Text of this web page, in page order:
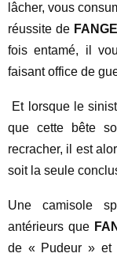
lâcher, vous
réussite de FANGE
fois entamé, il
faisant office de
Et lorsque le
que cette bête
recracher, il est
soit la seule
Une camisole
antérieurs que
de « Pudeur » et